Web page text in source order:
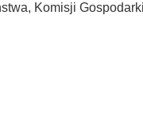
Komisji